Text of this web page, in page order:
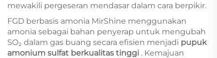
mewakili pergeseran mendasar dalam cara berpikir.
FGD berbasis amonia MirShine menggunakan
amonia sebagai bahan penyerap untuk mengubah
SO₂ dalam gas buang secara efisien menjadi pupuk
amonium sulfat berkualitas tinggi . Kemajuan